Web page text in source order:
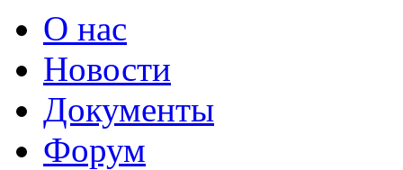
О нас
Новости
Документы
Форум